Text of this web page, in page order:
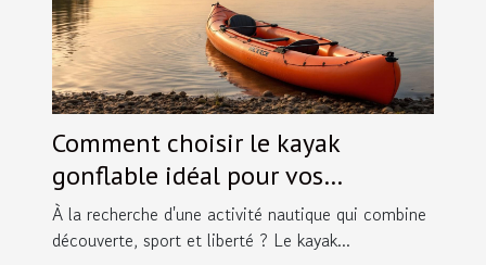
Comment choisir le kayak
gonflable idéal pour vos
aventures ?
À la recherche d'une activité nautique qui combine
découverte, sport et liberté ? Le kayak...